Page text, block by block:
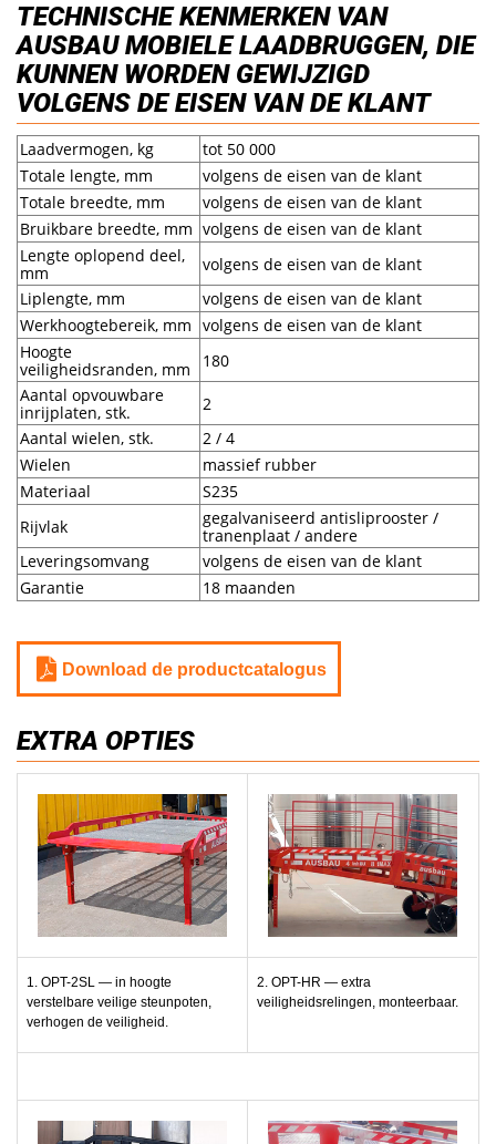
TECHNISCHE KENMERKEN VAN
AUSBAU MOBIELE LAADBRUGGEN, DIE
KUNNEN WORDEN GEWIJZIGD
VOLGENS DE EISEN VAN DE KLANT
Laadvermogen, kg
tot 50 000
Totale lengte, mm
volgens de eisen van de klant
Totale breedte, mm
volgens de eisen van de klant
Bruikbare breedte, mm volgens de eisen van de klant
Lengte oplopend deel,
mm
volgens de eisen van de klant
Liplengte, mm
volgens de eisen van de klant
Werkhoogtebereik, mm volgens de eisen van de klant
Hoogte
veiligheidsranden, mm
180
Aantal opvouwbare
inrijplaten, stk.
2
Aantal wielen, stk.
2 / 4
Wielen
massief rubber
Materiaal
S235
Rijvlak
gegalvaniseerd antisliprooster /
tranenplaat / andere
Leveringsomvang
volgens de eisen van de klant
Garantie
18 maanden
Download de productcatalogus
EXTRA OPTIES
1. OPT-2SL — in hoogte
verstelbare veilige steunpoten,
verhogen de veiligheid.
2. OPT-HR — extra
veiligheidsrelingen, monteerbaar.